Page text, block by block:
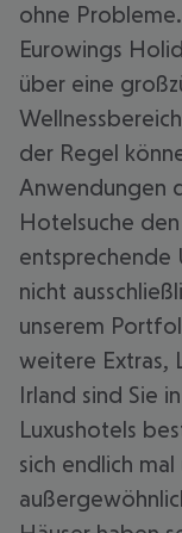
ohne
Eurowings
über eine
der Regel
Anwendungen
Hotelsuche den
entsprechende
nicht
unserem
weitere Extras,
Irland sind Sie
Luxushotels
sich endlich